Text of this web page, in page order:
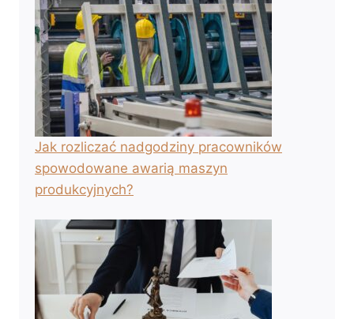
Jak rozliczać nadgodziny pracowników
spowodowane awarią maszyn
produkcyjnych?